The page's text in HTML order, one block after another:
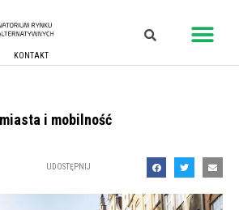
KONTAKT
i mobilność
UDOSTĘPNIJ